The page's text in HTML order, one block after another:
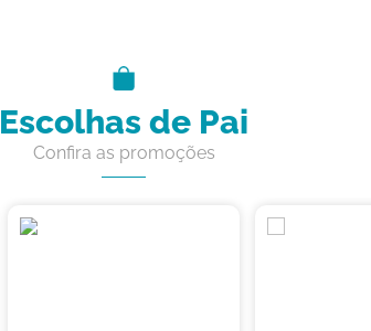
Escolhas de Pai
Confira as promoções